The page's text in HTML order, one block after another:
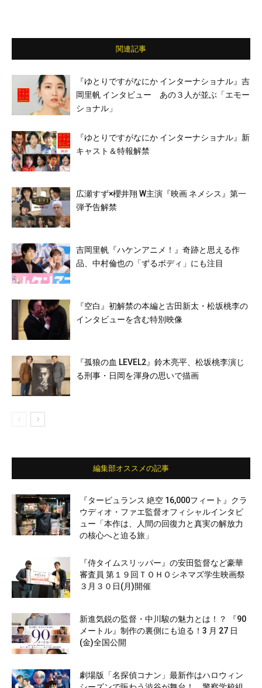
関連記事
『ゆとりですがなにか インターナショナル』吉
岡里帆 インタビュー あの３人が並ぶ「エモー
ショナル」
『ゆとりですがなにか インターナショナル』新
キャスト＆特報解禁
広瀬すず×櫻井翔 W主演『映画 ネメシス』第一
弾予告解禁
吉岡里帆『ハケンアニメ！』奇跡と思える作
品、中村倫也の「ずるボディ」にも注目
『空白』初解禁の本編と古田新太・松坂桃李の
インタビューを含む特別映像
『孤狼の血 LEVEL2』鈴木亮平、松坂桃李演じ
る刑事・日岡を渾身の思いで描画
編集部オススメの記事
『タービュランス 絶空 16,000フィート』クラ
ウディオ・ファエ監督オフィシャルインタビ
ュー「本作は、人間の回復力と真実の解放力
の核心へと迫る旅」
『侍タイムスリッパー』の安田監督など豪華
審査員 第１９回ＴＯＨＯシネマズ学生映画祭
３月３０日(月)開催
新進気鋭の監督・中川駿の魅力とは！？ 『90
メートル』制作の裏側にも迫る！3 月 27 日
(金)全国公開
劇場版「名探偵コナン」最新作はハロウィン